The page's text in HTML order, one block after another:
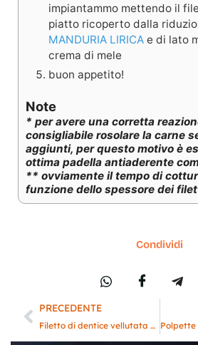
impiantammo mettendo il
piatto ricoperto dalla
MANDURIA LIRICA e di lato
crema di mele
buon appetito!
Note
* per avere una corretta
consigliabile rosolare la carne
aggiunti, per questo motivo è
ottima padella antiaderente
** ovviamente il tempo di
funzione dello spessore dei
Condividi
PRECEDENTE
Filetto di dentice vellutata di zucca e confettura di peperoncino